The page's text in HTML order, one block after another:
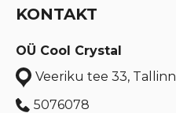
KONTAKT
OÜ Cool Crystal
Veeriku tee 33, Tallinn
5076078